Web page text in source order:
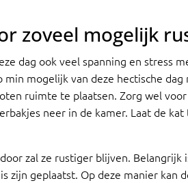
zoveel mogelijk
dag ook veel spanning en stress
mogelijk van deze hectische
ruimte te plaatsen. Zorg wel
neer in de kamer. Laat de
zal ze rustiger blijven.
zijn geplaatst. Op deze manier kan